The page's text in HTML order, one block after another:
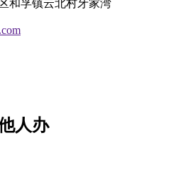
和孚镇云北村牙家湾
人办